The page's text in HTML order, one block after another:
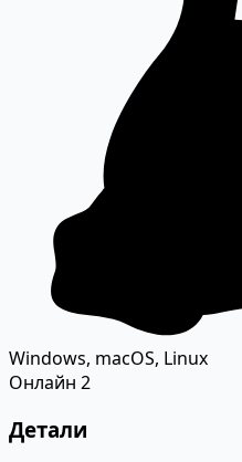
Windows, macOS, Linux
Онлайн 2
Детали